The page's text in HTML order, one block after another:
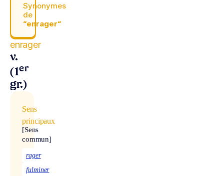
Synonymes
de
“enrager“
enrager
v.
(1er
gr.)
Sens
principaux
[Sens
commun]
rager
fulminer